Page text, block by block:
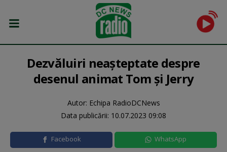
Dezvăluiri neaşteptate despre
desenul animat Tom şi Jerry
Autor: Echipa RadioDCNews
Data publicării: 10.07.2023 09:08
Facebook WhatsApp